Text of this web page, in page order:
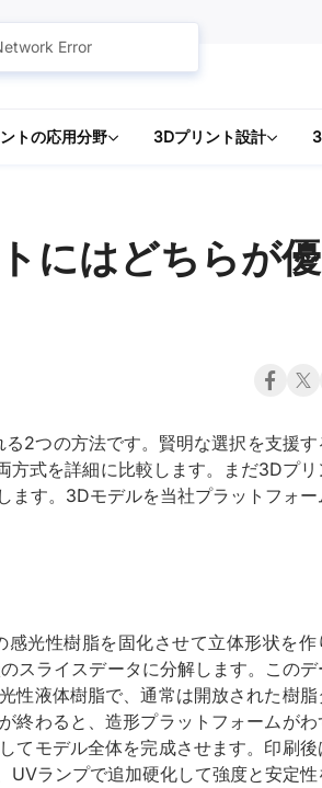
トの応用分野 3Dプリント設計
にはどちらが優
2つの方法です。賢明な選択を支援す
方式を詳細に比較します。まだ3Dプリ
ます。3Dモデルを当社プラットフォー
光性樹脂を固化させて立体形状を作
スライスデータに分解します。このデ
性液体樹脂で、通常は開放された樹脂
終わると、造形プラットフォームがわ
モデル全体を完成させます。印刷後
UVランプで追加硬化して強度と安定性
Error